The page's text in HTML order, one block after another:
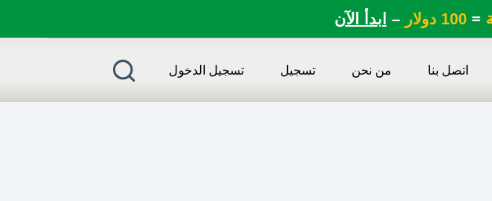
=100 دولار – ابدأ الآن
اتصل بنا من نحن تسجيل تسجيل الدخول